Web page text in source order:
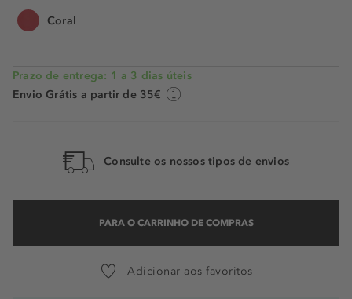
Coral
Prazo de entrega: 1 a 3 dias úteis
Envio Grátis a partir de 35€
Consulte os nossos tipos de envios
PARA O CARRINHO DE COMPRAS
Adicionar aos favoritos